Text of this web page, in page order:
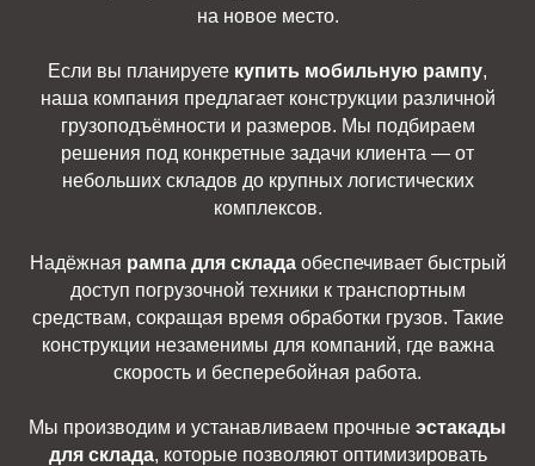
на новое место.
Если вы планируете купить мобильную рампу,
наша компания предлагает конструкции различной
грузоподъёмности и размеров. Мы подбираем
решения под конкретные задачи клиента — от
небольших складов до крупных логистических
комплексов.
Надёжная рампа для складаобеспечивает быстрый
доступ погрузочной техники к транспортным
средствам, сокращая время обработки грузов. Такие
конструкции незаменимы для компаний, где важна
скорость и бесперебойная работа.
Мы производим и устанавливаем прочные эстакады
для склада, которые позволяют оптимизировать